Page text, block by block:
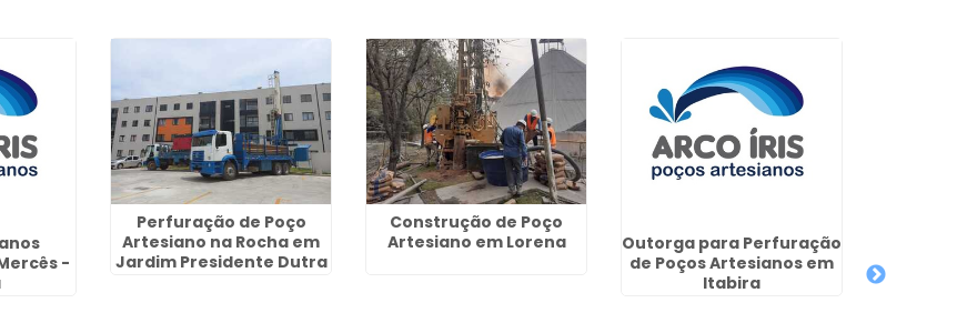
-
Perfuração de Poço
Artesiano na Rocha em
Jardim Presidente Dutra
Construção de Poço
Artesiano em Lorena
Outorga para Perfuração
de Poços Artesianos em
Itabira